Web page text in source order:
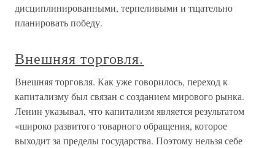
дисциплинированными, терпеливыми и тщательно
планировать победу.
Внешняя торговля.
Внешняя торговля. Как уже говорилось, переход к
капитализму был связан с созданием мирового рынка.
Ленин указывал, что капитализм является результатом
«широко развитого товарного обращения, которое
выходит за пределы государства. Поэтому нельзя себе